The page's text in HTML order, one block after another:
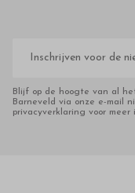
mailadres
Blijf op de hoogte van al
Barneveld via onze e-mail
privacyverklaring voor meer